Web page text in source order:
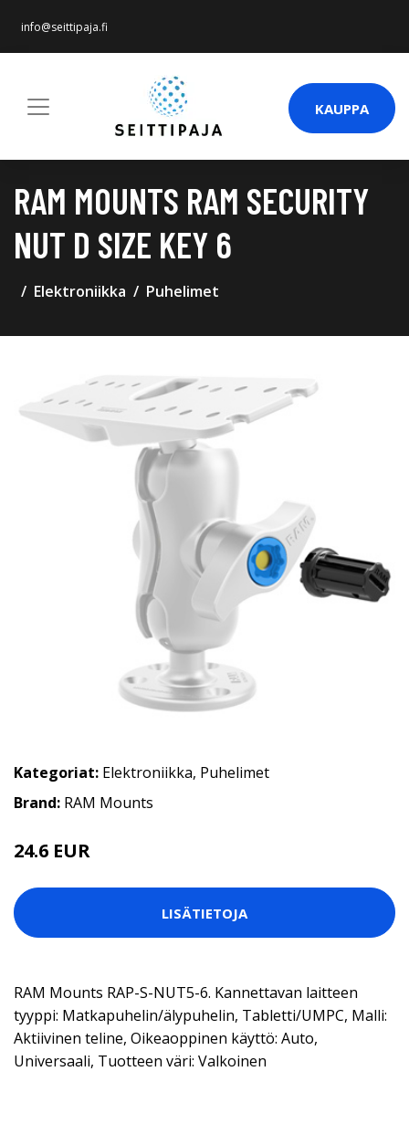
info@seittipaja.fi
KAUPPA
RAM MOUNTS RAM SECURITY
NUT D SIZE KEY 6
Elektroniikka Puhelimet
Kategoriat: Elektroniikka, Puhelimet
Brand: RAM Mounts
24.6 EUR
LISÄTIETOJA
RAM Mounts RAP-S-NUT5-6. Kannettavan laitteen
tyyppi: Matkapuhelin/älypuhelin, Tabletti/UMPC, Malli:
Aktiivinen teline, Oikeaoppinen käyttö: Auto,
Universaali, Tuotteen väri: Valkoinen